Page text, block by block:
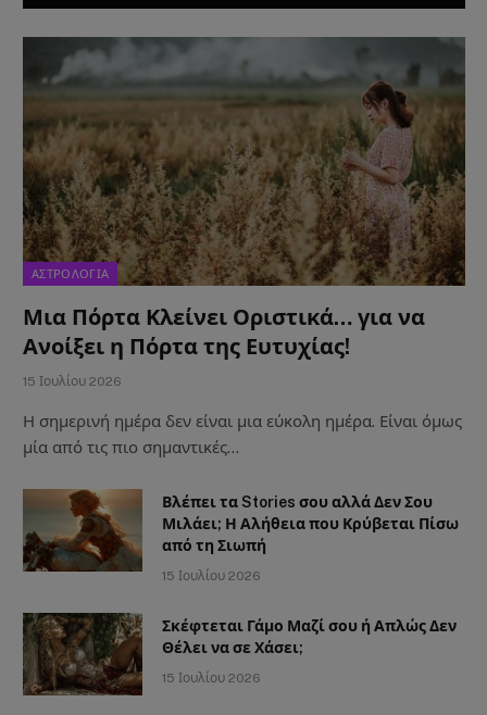
ΑΣΤΡΟΛΟΓΙΑ
Μια Πόρτα Κλείνει Οριστικά… για να
Ανοίξει η Πόρτα της Ευτυχίας!
15 Ιουλίου 2026
Η σημερινή ημέρα δεν είναι μια εύκολη ημέρα. Είναι όμως
μία από τις πιο σημαντικές…
Βλέπει τα Stories σου αλλά Δεν Σου
Μιλάει; Η Αλήθεια που Κρύβεται Πίσω
από τη Σιωπή
15 Ιουλίου 2026
Σκέφτεται Γάμο Μαζί σου ή Απλώς Δεν
Θέλει να σε Χάσει;
15 Ιουλίου 2026